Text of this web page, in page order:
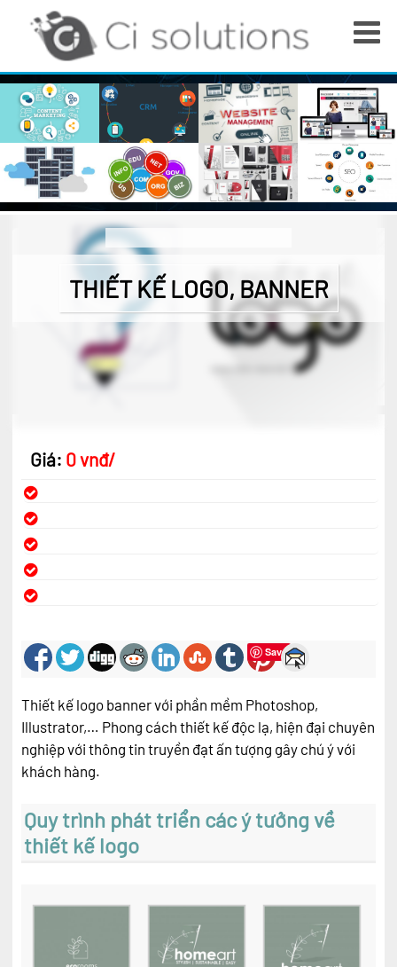
THIẾT KẾ LOGO, BANNER
Giá: 0 vnđ/
Save
Thiết kế logo banner với phần mềm Photoshop,
Illustrator,… Phong cách thiết kế độc lạ, hiện đại chuyên
nghiệp với thông tin truyền đạt ấn tượng gây chú ý với
khách hàng.
Quy trình phát triển các ý tưởng về
thiết kế logo